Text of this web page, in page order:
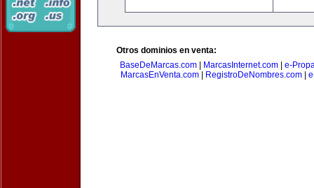
Otros dominios en venta:
BaseDeMarcas.com| MarcasInternet.com| e-
MarcasEnVenta.com
RegistroDeNombres.com